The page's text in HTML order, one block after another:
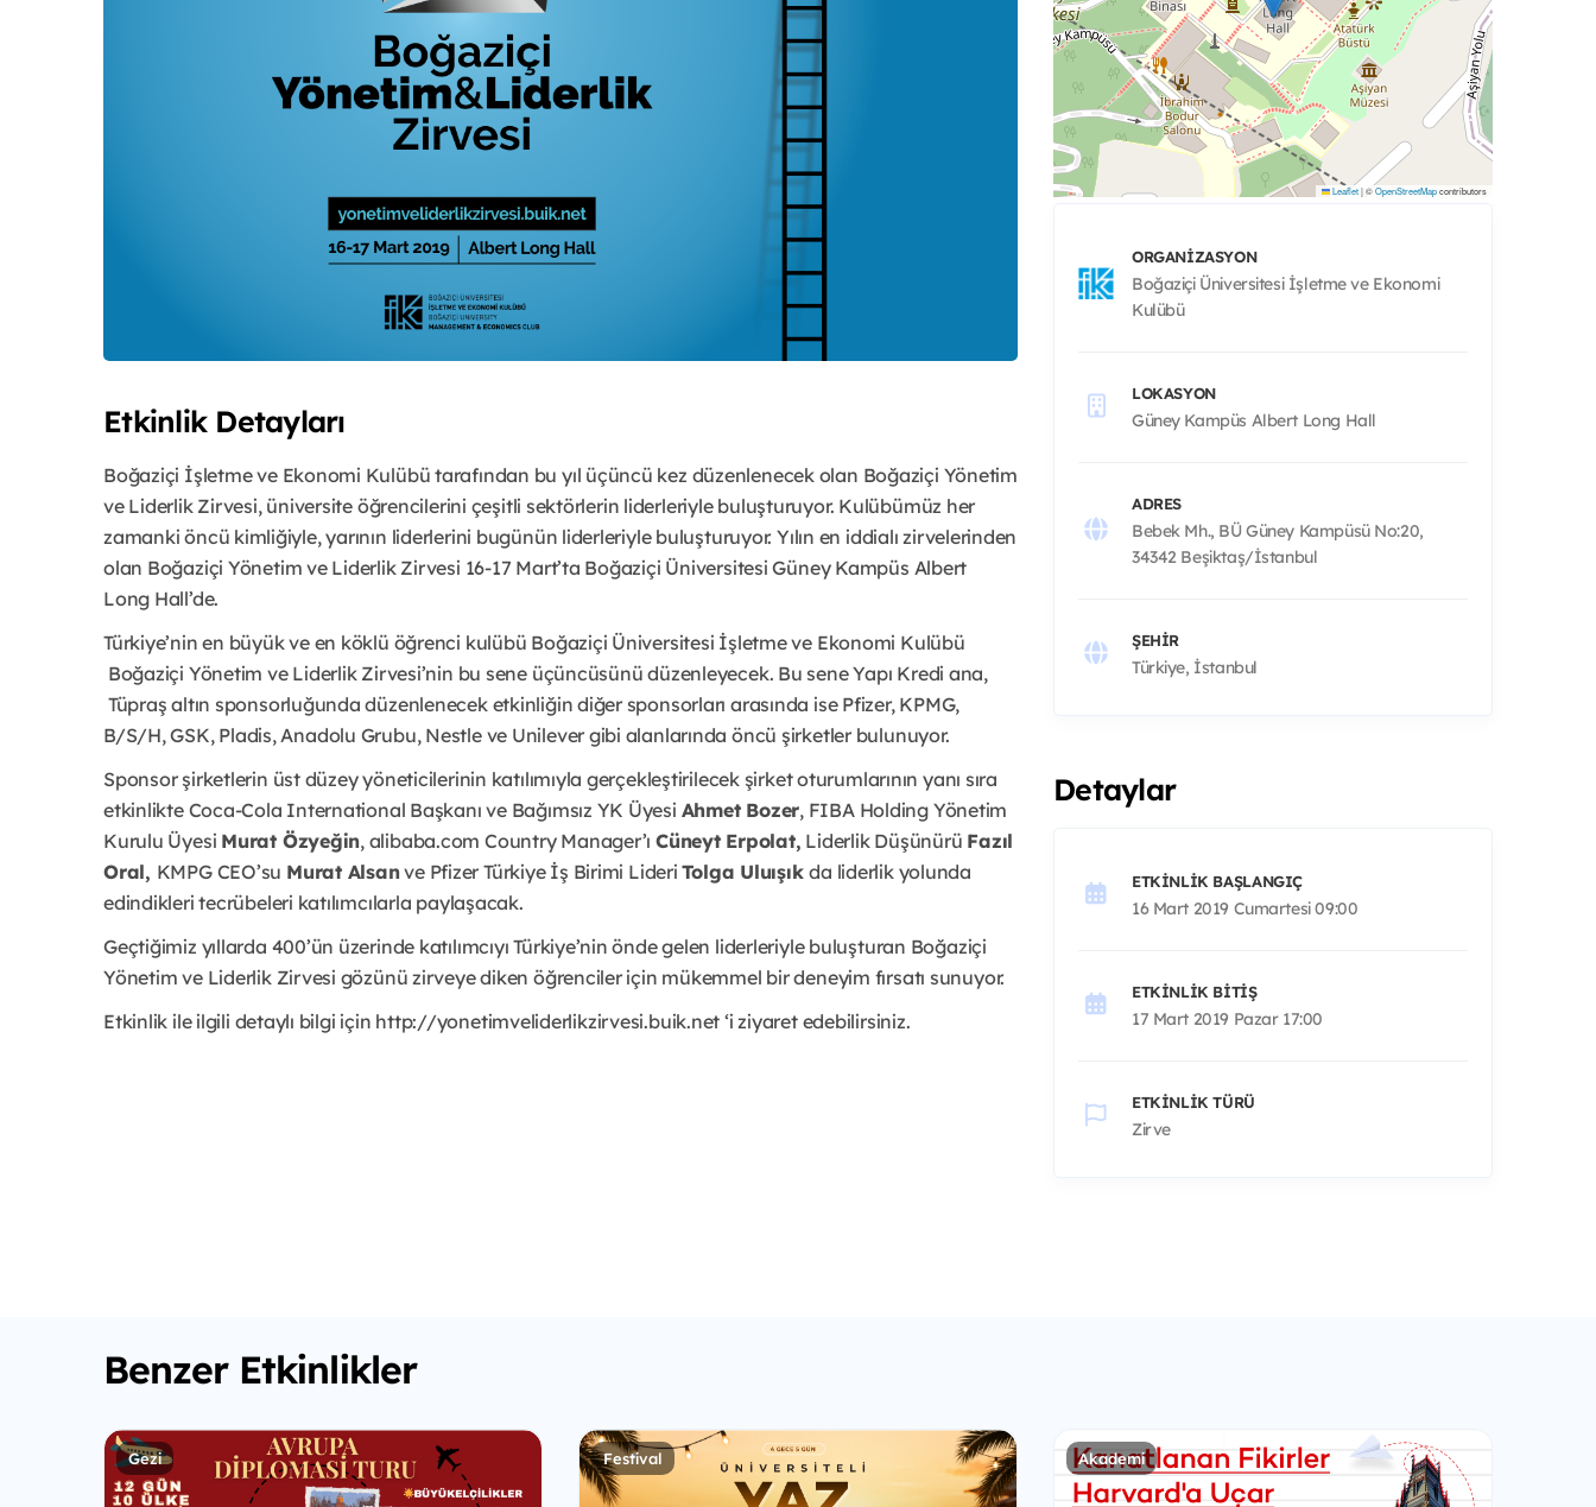
Etkinlik Detayları
Boğaziçi İşletme ve Ekonomi Kulübü tarafından bu yıl üçüncü kez düzenlenecek olan Boğaziçi Yönetim
ve Liderlik Zirvesi, üniversite öğrencilerini çeşitli sektörlerin liderleriyle buluşturuyor. Kulübümüz her
zamanki öncü kimliğiyle, yarının liderlerini bugünün liderleriyle buluşturuyor. Yılın en iddialı zirvelerinden
olan Boğaziçi Yönetim ve Liderlik Zirvesi 16-17 Mart’ta Boğaziçi Üniversitesi Güney Kampüs Albert
Long Hall’de.
Türkiye’nin en büyük ve en köklü öğrenci kulübü Boğaziçi Üniversitesi İşletme ve Ekonomi Kulübü
Boğaziçi Yönetim ve Liderlik Zirvesi’nin bu sene üçüncüsünü düzenleyecek. Bu sene Yapı Kredi ana,
Tüpraş altın sponsorluğunda düzenlenecek etkinliğin diğer sponsorları arasında ise Pfizer, KPMG,
B/S/H, GSK, Pladis, Anadolu Grubu, Nestle ve Unilever gibi alanlarında öncü şirketler bulunuyor.
Sponsor şirketlerin üst düzey yöneticilerinin katılımıyla gerçekleştirilecek şirket oturumlarının yanı sıra
etkinlikte Coca-Cola International Başkanı ve Bağımsız YK Üyesi Ahmet Bozer, FIBA Holding Yönetim
Kurulu Üyesi Murat Özyeğin, alibaba.com Country Manager’ı Cüneyt Erpolat, Liderlik Düşünürü Fazıl
Oral, KMPG CEO’su Murat Alsanve Pfizer Türkiye İş Birimi LideriTolga Uluışıkda liderlik yolunda
edindikleri tecrübeleri katılımcılarla paylaşacak.
Geçtiğimiz yıllarda 400’ün üzerinde katılımcıyı Türkiye’nin önde gelen liderleriyle buluşturan Boğaziçi
Yönetim ve Liderlik Zirvesi gözünü zirveye diken öğrenciler için mükemmel bir deneyim fırsatı sunuyor.
Etkinlik ile ilgili detaylı bilgi için http://yonetimveliderlikzirvesi.buik.net ‘i ziyaret edebilirsiniz.
Leaflet|©OpenStreetMapcontributors
ORGANIZASYON
Boğaziçi Üniversitesi İşletme ve Ekonomi
Kulübü
LOKASYON
Güney Kampüs Albert Long Hall
ADRES
Bebek Mh., BÜ Güney Kampüsü No:20,
34342 Beşiktaş/İstanbul
ŞEHIR
Türkiye, İstanbul
Detaylar
ETKINLIK BAŞLANGIÇ
16 Mart 2019 Cumartesi 09:00
ETKINLIK BITIŞ
17 Mart 2019 Pazar 17:00
ETKINLIK TÜRÜ
Zirve
Benzer Etkinlikler
Gezi Festival Akademi